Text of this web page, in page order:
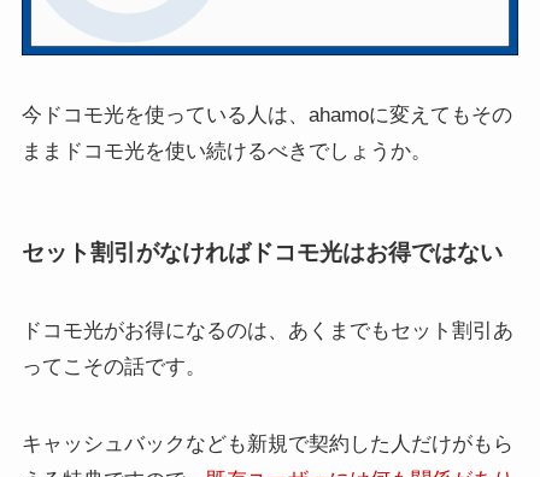
今ドコモ光を使っている人は、ahamoに変えてもその
ままドコモ光を使い続けるべきでしょうか。
セット割引がなければドコモ光はお得ではない
ドコモ光がお得になるのは、あくまでもセット割引あ
ってこその話です。
キャッシュバックなども新規で契約した人だけがもら